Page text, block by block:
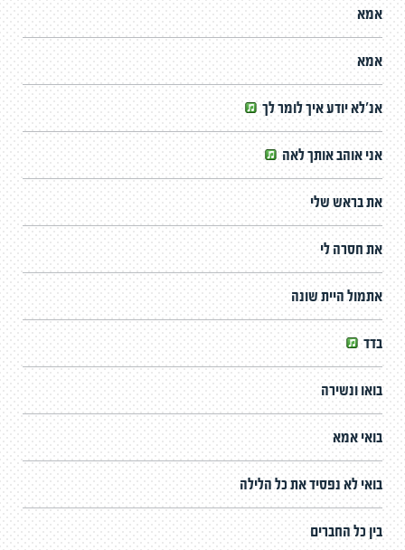
אמא
אמא
אנ'לא יודע איך לומר לך
אני אוהב אותך לאה
את בראש שלי
את חסרה לי
אתמול היית שונה
בדד
בואו ונשירה
בואי אמא
בואי לא נפסיד את כל הלילה
בין כל החברים